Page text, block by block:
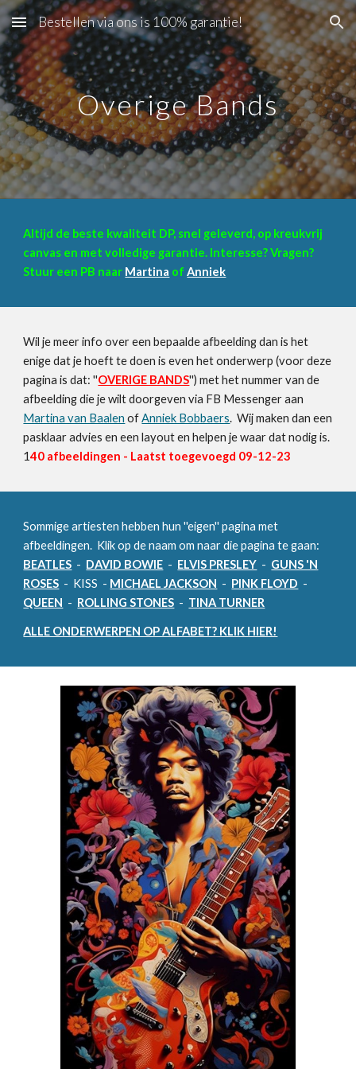
Skip to main content Skip to navigation
Bestellen via ons is 100% garantie!
Overige Bands
Altijd de beste kwaliteit DP, snel geleverd, op kreukvrij
canvas en met volledige garantie. Interesse? Vragen?
Stuur een PB naar Martina ofAnniek
Wil je meer info over een bepaalde afbeelding dan is het
enige dat je hoeft te doen is even het onderwerp (voor deze
pagina is dat: ''OVERIGE BANDS'') met het nummer van de
afbeelding die je wilt doorgeven via FB Messenger aan
Martina van Baalen ofAnniek Bobbaers. Wij maken dan een
pasklaar advies en een layout en helpen je waar dat nodig is.
140 afbeeldingen - Laatst toegevoegd 09-12-23
Sommige artiesten hebben hun ''eigen'' pagina met
afbeeldingen. Klik op de naam om naar die pagina te gaan:
BEATLES - DAVID BOWIE - ELVIS PRESLEY - GUNS 'N
ROSES - KISS - MICHAEL JACKSON - PINK FLOYD -
QUEEN - ROLLING STONES - TINA TURNER
ALLE ONDERWERPEN OP ALFABET? KLIK HIER!